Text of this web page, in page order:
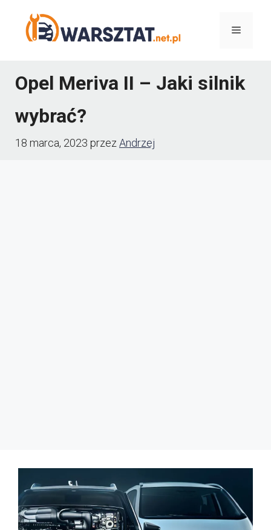
Menu
Opel Meriva II – Jaki silnik
wybrać?
18 marca, 2023 przez Andrzej